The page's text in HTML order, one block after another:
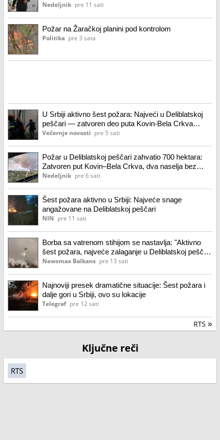
Nedeljnik pre 11 sati
Požar na Žaračkoj planini pod kontrolom
Politika pre 3 sata
U Srbiji aktivno šest požara: Najveći u Deliblatskoj
peščari — zatvoren deo puta Kovin-Bela Crkva
(video)
Večernje novosti pre 5 sati
Požar u Deliblatskoj peščari zahvatio 700 hektara:
Zatvoren put Kovin–Bela Crkva, dva naselja bez
struje
Nedeljnik pre 6 sati
Šest požara aktivno u Srbiji: Najveće snage
angažovane na Deliblatskoj peščari
NIN pre 11 sati
Borba sa vatrenom stihijom se nastavlja: "Aktivno
šest požara, najveće zalaganje u Deliblatskoj peščari
i na Stolovima"
Newsmax Balkans pre 13 sati
Najnoviji presek dramatične situacije: Šest požara i
dalje gori u Srbiji, ovo su lokacije
Telegraf pre 12 sati
RTS »
Ključne reči
RTS